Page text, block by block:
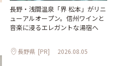
長野・浅間温泉「界 松本」がリニ
ューアルオープン。信州ワインと
音楽に浸るエレガントな湯宿へ
長野県 [PR] 2026.08.05